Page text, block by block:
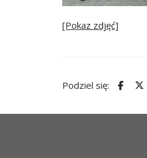
[Pokaz zdjęć]
Podziel się: